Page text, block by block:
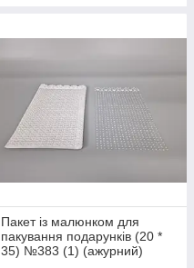
Пакет із малюнком для
пакування подарунків (20 *
35) №383 (1) (ажурний)